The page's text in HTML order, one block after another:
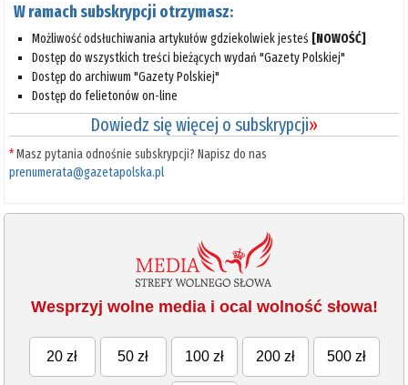
W ramach subskrypcji otrzymasz:
Możliwość odsłuchiwania artykułów gdziekolwiek jesteś [NOWOŚĆ]
Dostęp do wszystkich treści bieżących wydań "Gazety Polskiej"
Dostęp do archiwum "Gazety Polskiej"
Dostęp do felietonów on-line
Dowiedz się więcej o subskrypcji»
*Masz pytania odnośnie subskrypcji? Napisz do nas
prenumerata@gazetapolska.pl
Wesprzyj wolne media i ocal wolność słowa!
20 zł 50 zł 100 zł 200 zł 500 zł